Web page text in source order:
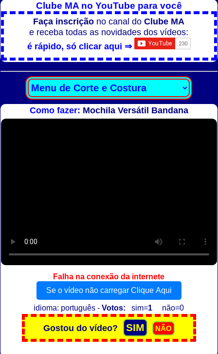
Clube MA no YouTube para você
Faça inscrição no canal doClube MA
e receba todas as novidades dos vídeos:
é rápido, só clicar aqui ⇒
Como fazer: Mochila Versátil Bandana
Falha na conexão da internete
Se o vídeo não carregar Clique Aqui
idioma: português -Votos: sim=1 não=0